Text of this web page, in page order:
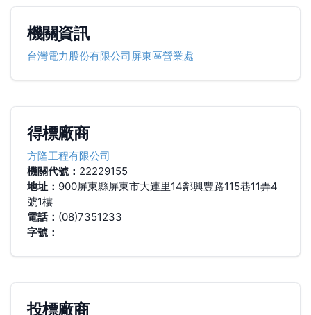
機關資訊
台灣電力股份有限公司屏東區營業處
得標廠商
方隆工程有限公司
機關代號： 22229155
地址： 900屏東縣屏東市大連里14鄰興豐路115巷11弄4
號1樓
電話： (08)7351233
字號：
投標廠商